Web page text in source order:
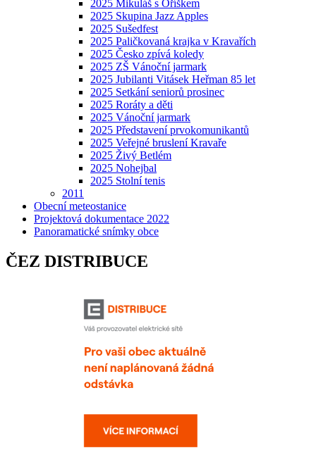
2025 Mikuláš s Oříškem
2025 Skupina Jazz Apples
2025 Sušedfest
2025 Paličkovaná krajka v Kravařích
2025 Česko zpívá koledy
2025 ZŠ Vánoční jarmark
2025 Jubilanti Vitásek Heřman 85 let
2025 Setkání seniorů prosinec
2025 Roráty a děti
2025 Vánoční jarmark
2025 Představení prvokomunikantů
2025 Veřejné bruslení Kravaře
2025 Živý Betlém
2025 Nohejbal
2025 Stolní tenis
2011
Obecní meteostanice
Projektová dokumentace 2022
Panoramatické snímky obce
ČEZ DISTRIBUCE